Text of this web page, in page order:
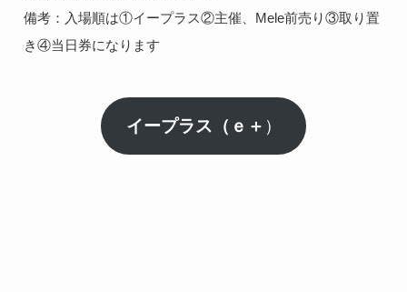
備考：入場順は①イープラス②主催、Mele前売り③取り置
き④当日券になります
イープラス（ｅ＋ ）